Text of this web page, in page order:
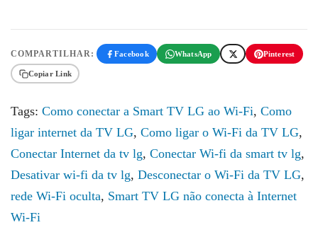
COMPARTILHAR: Facebook WhatsApp Pinterest
Copiar Link
Tags: Como conectar a Smart TV LG ao Wi-Fi, Como
ligar internet da TV LG, Como ligar o Wi-Fi da TV LG,
Conectar Internet da tv lg, Conectar Wi-fi da smart tv lg,
Desativar wi-fi da tv lg, Desconectar o Wi-Fi da TV LG,
rede Wi-Fi oculta, Smart TV LG não conecta à Internet
Wi-Fi